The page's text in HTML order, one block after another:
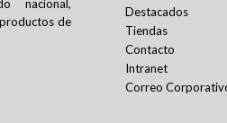
nacional,
de
Destacados
Tiendas
Contacto
Intranet
Correo